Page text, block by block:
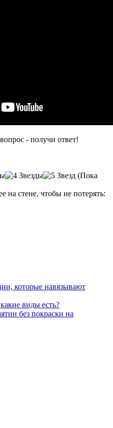
- получи ответ!
(Пока
на стене, чтобы не потерять:
которые навязывают
виды есть?
без покраски на